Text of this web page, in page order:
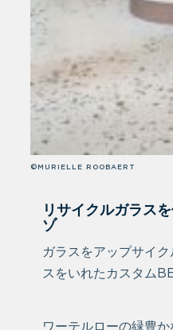
©MURIELLE ROOBAERT
リサイクルガラス
ゾ
ガラスをアップサイ
スをいれたカスタム
ワーテルローの緑豊